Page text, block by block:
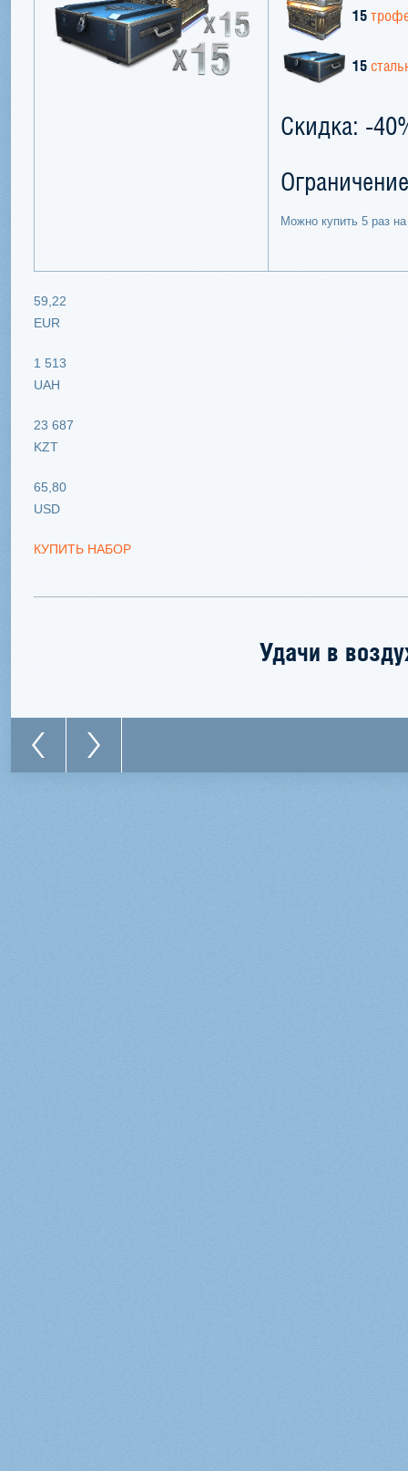
15
15
Скидка: -
Можно купить 5 раз на
59,22
EUR
1 513
UAH
23 687
KZT
65,80
USD
КУПИТЬ НАБОР
Удачи в